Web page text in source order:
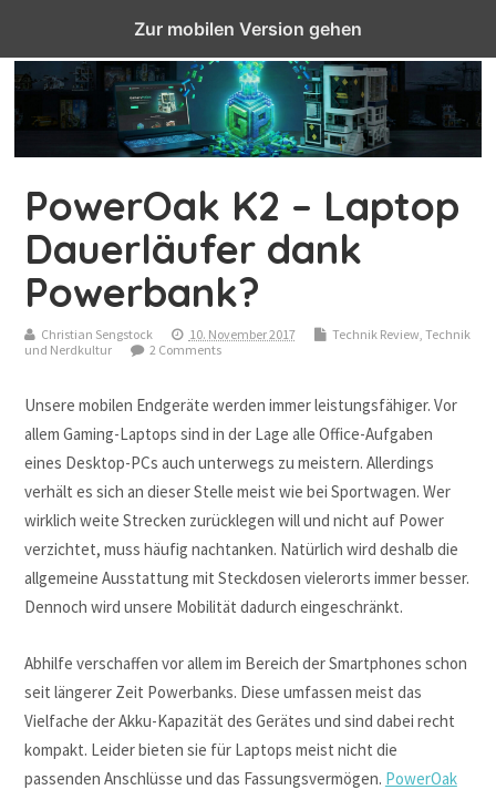
Top Menu
PowerOak K2 – Laptop
Dauerläufer dank
Powerbank?
Christian Sengstock 10. November 2017 Technik Review Technik
und Nerdkultur
2 Comments
Unsere mobilen Endgeräte werden immer leistungsfähiger. Vor
allem Gaming-Laptops sind in der Lage alle Office-Aufgaben
eines Desktop-PCs auch unterwegs zu meistern. Allerdings
verhält es sich an dieser Stelle meist wie bei Sportwagen. Wer
wirklich weite Strecken zurücklegen will und nicht auf Power
verzichtet, muss häufig nachtanken. Natürlich wird deshalb die
allgemeine Ausstattung mit Steckdosen vielerorts immer besser.
Dennoch wird unsere Mobilität dadurch eingeschränkt.
Abhilfe verschaffen vor allem im Bereich der Smartphones schon
seit längerer Zeit Powerbanks. Diese umfassen meist das
Vielfache der Akku-Kapazität des Gerätes und sind dabei recht
kompakt. Leider bieten sie für Laptops meist nicht die
passenden Anschlüsse und das Fassungsvermögen. PowerOak
Zur mobilen Version gehen